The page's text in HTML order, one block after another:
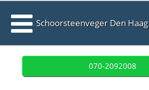
Schoorsteenveger Den Haag
070-2092008